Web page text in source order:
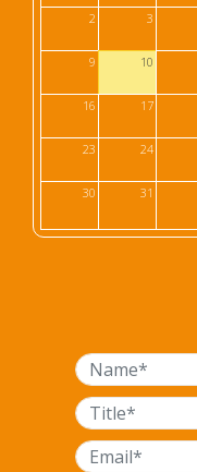
2 3
9 10
16 17
23 24
30 31